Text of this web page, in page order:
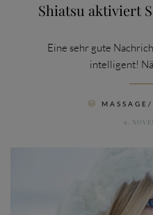
Shiatsu aktiviert
Eine sehr gute
intelligent!

9.